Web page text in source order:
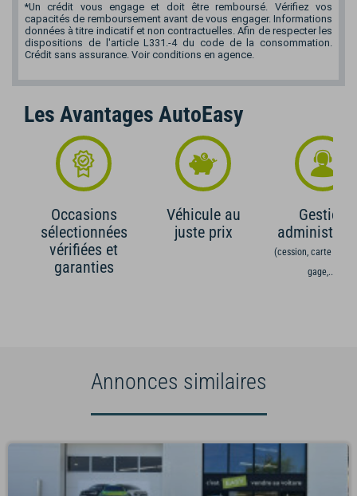
*Un crédit vous engage et doit être remboursé. Vérifiez vos
capacités de remboursement avant de vous engager. Informations
données à titre indicatif et non contractuelles. Afin de respecter les
dispositions de l'article L331.-4 du code de la consommation.
Crédit sans assurance. Voir conditions en agence.
Les Avantages AutoEasy
Occasions
sélectionnées
vérifiées et
garanties
Véhicule au
juste prix
Gestion
(cession, carte grise,
gage,...)
Annonces similaires